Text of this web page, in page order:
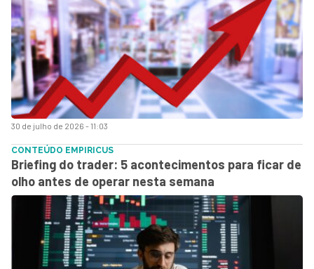
30 de julho de 2026 - 11:03
CONTEÚDO EMPIRICUS
Briefing do trader: 5 acontecimentos para ficar de
olho antes de operar nesta semana